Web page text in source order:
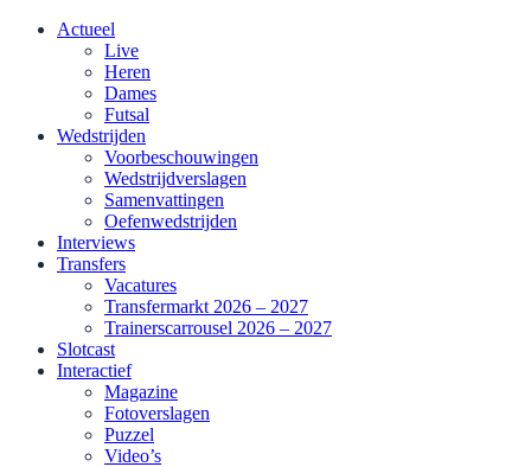
Actueel
Live
Heren
Dames
Futsal
Wedstrijden
Voorbeschouwingen
Wedstrijdverslagen
Samenvattingen
Oefenwedstrijden
Interviews
Transfers
Vacatures
Transfermarkt 2026 – 2027
Trainerscarrousel 2026 – 2027
Slotcast
Interactief
Magazine
Fotoverslagen
Puzzel
Video’s